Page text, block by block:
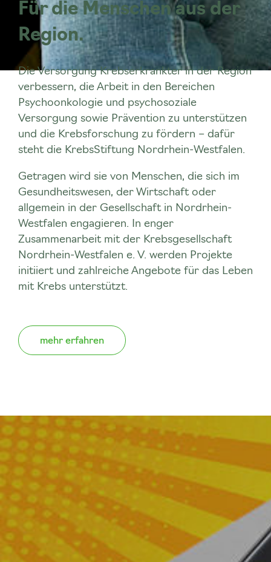
Für die Menschen aus der
Region.
Die Versorgung Krebserkrankter in der Region
verbessern, die Arbeit in den Bereichen
Psychoonkologie und psychosoziale
Versorgung sowie Prävention zu unterstützen
und die Krebsforschung zu fördern – dafür
steht die KrebsStiftung Nordrhein-Westfalen.
Getragen wird sie von Menschen, die sich im
Gesundheitswesen, der Wirtschaft oder
allgemein in der Gesellschaft in Nordrhein-
Westfalen engagieren. In enger
Zusammenarbeit mit der Krebsgesellschaft
Nordrhein-Westfalen e. V. werden Projekte
initiiert und zahlreiche Angebote für das Leben
mit Krebs unterstützt.
mehr erfahren